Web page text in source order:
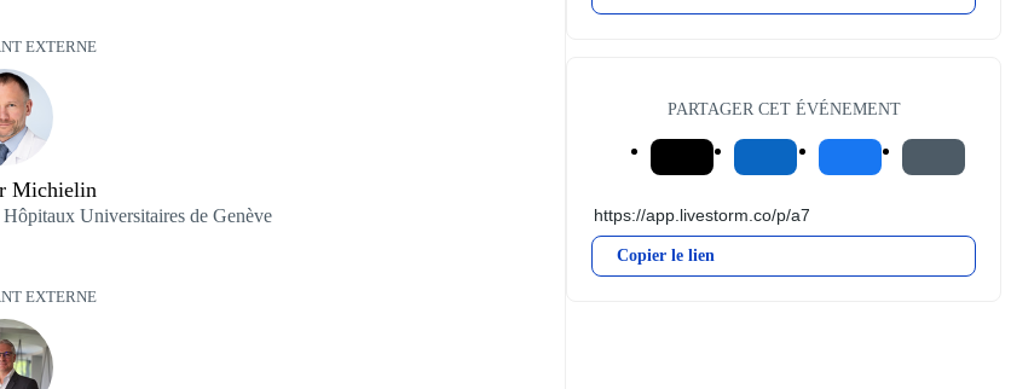
EXTERNE
Michielin
Universitaires de Genève
EXTERNE
PARTAGER CET ÉVÉNEMENT
Copier le lien